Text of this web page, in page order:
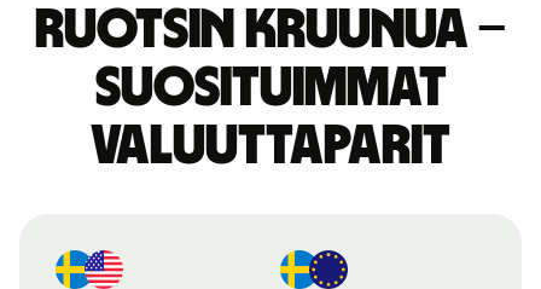
Ruotsin kruunua –
suosituimmat
valuuttaparit